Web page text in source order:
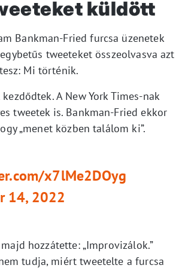
küldött
Bankman-Fried furcsa üzenetek
tweeteket összeolvasva
Mi történik.
A New York Times-nak
tweetek is. Bankman-Fried ekkor
„menet közben találom ki”.
x7lMe2DOyg
14, 2022
hozzátette: „Improvizálok.”
tudja, miért tweetelte a furcsa